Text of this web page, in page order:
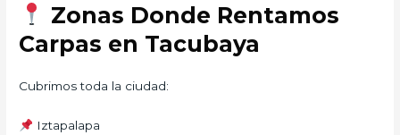
Zonas Donde Rentamos
Carpas en Tacubaya
Cubrimos toda la ciudad:
Iztapalapa